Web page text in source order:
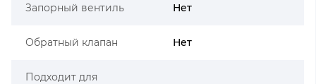
Запорный вентиль Нет
Обратный клапан Нет
Подходит для